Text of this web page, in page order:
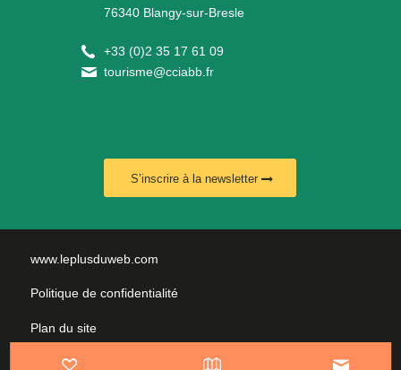
76340 Blangy-sur-Bresle
+33 (0)2 35 17 61 09
tourisme@cciabb.fr
S’inscrire à la newsletter
www.leplusduweb.com
Politique de confidentialité
Plan du site
Mentions légales